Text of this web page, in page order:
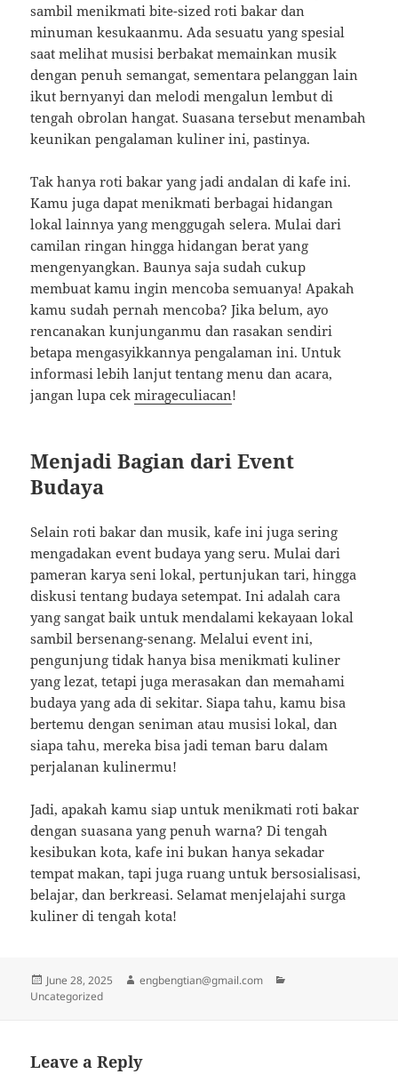
sambil menikmati bite-sized roti bakar dan
minuman kesukaanmu. Ada sesuatu yang spesial
saat melihat musisi berbakat memainkan musik
dengan penuh semangat, sementara pelanggan lain
ikut bernyanyi dan melodi mengalun lembut di
tengah obrolan hangat. Suasana tersebut menambah
keunikan pengalaman kuliner ini, pastinya.
Tak hanya roti bakar yang jadi andalan di kafe ini.
Kamu juga dapat menikmati berbagai hidangan
lokal lainnya yang menggugah selera. Mulai dari
camilan ringan hingga hidangan berat yang
mengenyangkan. Baunya saja sudah cukup
membuat kamu ingin mencoba semuanya! Apakah
kamu sudah pernah mencoba? Jika belum, ayo
rencanakan kunjunganmu dan rasakan sendiri
betapa mengasyikkannya pengalaman ini. Untuk
informasi lebih lanjut tentang menu dan acara,
jangan lupa cekmirageculiacan!
Menjadi Bagian dari Event
Budaya
Selain roti bakar dan musik, kafe ini juga sering
mengadakan event budaya yang seru. Mulai dari
pameran karya seni lokal, pertunjukan tari, hingga
diskusi tentang budaya setempat. Ini adalah cara
yang sangat baik untuk mendalami kekayaan lokal
sambil bersenang-senang. Melalui event ini,
pengunjung tidak hanya bisa menikmati kuliner
yang lezat, tetapi juga merasakan dan memahami
budaya yang ada di sekitar. Siapa tahu, kamu bisa
bertemu dengan seniman atau musisi lokal, dan
siapa tahu, mereka bisa jadi teman baru dalam
perjalanan kulinermu!
Jadi, apakah kamu siap untuk menikmati roti bakar
dengan suasana yang penuh warna? Di tengah
kesibukan kota, kafe ini bukan hanya sekadar
tempat makan, tapi juga ruang untuk bersosialisasi,
belajar, dan berkreasi. Selamat menjelajahi surga
kuliner di tengah kota!
Posted
on
June 28, 2025 Author
engbengtian@gmail.com
Uncategorized
Leave a Reply